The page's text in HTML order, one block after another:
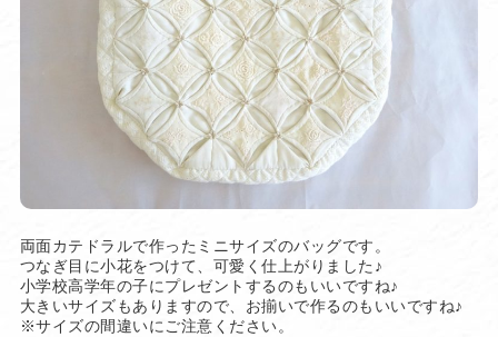
両面カテドラルで作ったミニサイズのバッグです。
つなぎ目に小花をつけて、可愛く仕上がりました♪
小学校高学年の子にプレゼントするのもいいですね♪
大きいサイズもありますので、お揃いで作るのもいいですね♪
※サイズの間違いにご注意ください。